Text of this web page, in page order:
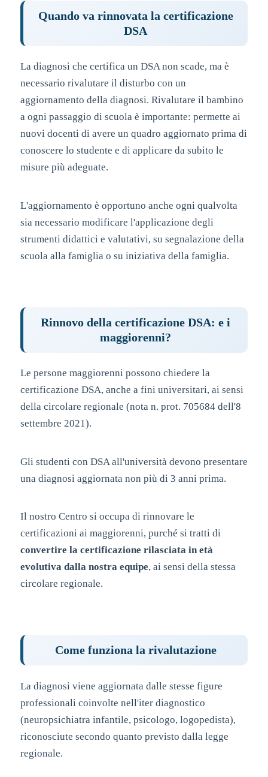
Quando va rinnovata la certificazione
DSA
La diagnosi che certifica un DSA non scade, ma è
necessario rivalutare il disturbo con un
aggiornamento della diagnosi. Rivalutare il bambino
a ogni passaggio di scuola è importante: permette ai
nuovi docenti di avere un quadro aggiornato prima di
conoscere lo studente e di applicare da subito le
misure più adeguate.
L'aggiornamento è opportuno anche ogni qualvolta
sia necessario modificare l'applicazione degli
strumenti didattici e valutativi, su segnalazione della
scuola alla famiglia o su iniziativa della famiglia.
Rinnovo della certificazione DSA: e i
maggiorenni?
Le persone maggiorenni possono chiedere la
certificazione DSA, anche a fini universitari, ai sensi
della circolare regionale (nota n. prot. 705684 dell'8
settembre 2021).
Gli studenti con DSA all'università devono presentare
una diagnosi aggiornata non più di 3 anni prima.
Il nostro Centro si occupa di rinnovare le
certificazioni ai maggiorenni, purché si tratti di
convertire la certificazione rilasciata in età
evolutiva dalla nostra equipe, ai sensi della stessa
circolare regionale.
Come funziona la rivalutazione
La diagnosi viene aggiornata dalle stesse figure
professionali coinvolte nell'iter diagnostico
(neuropsichiatra infantile, psicologo, logopedista),
riconosciute secondo quanto previsto dalla legge
regionale.